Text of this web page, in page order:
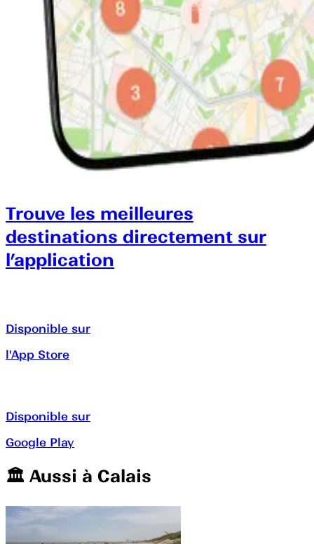
Trouve les meilleures
destinations directement sur
l’application
Disponible sur
l'App Store
Disponible sur
Google Play
🏛️️ Aussi à Calais